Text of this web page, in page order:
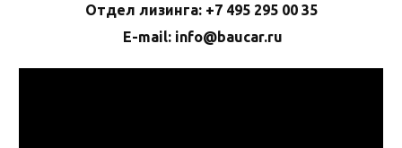
Отдел лизинга: +7 495 295 00 35
E-mail: info@baucar.ru